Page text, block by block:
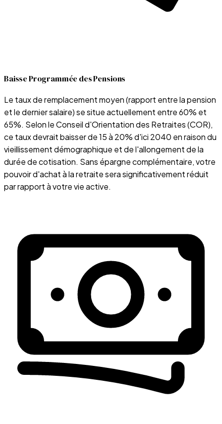
Baisse Programmée des Pensions
Le taux de remplacement moyen (rapport entre la pension
et le dernier salaire) se situe actuellement entre 60% et
65%. Selon le Conseil d'Orientation des Retraites (COR),
ce taux devrait baisser de 15 à 20% d'ici 2040 en raison du
vieillissement démographique et de l'allongement de la
durée de cotisation. Sans épargne complémentaire, votre
pouvoir d'achat à la retraite sera significativement réduit
par rapport à votre vie active.